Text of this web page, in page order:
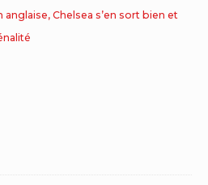
anglaise, Chelsea s’en sort bien et